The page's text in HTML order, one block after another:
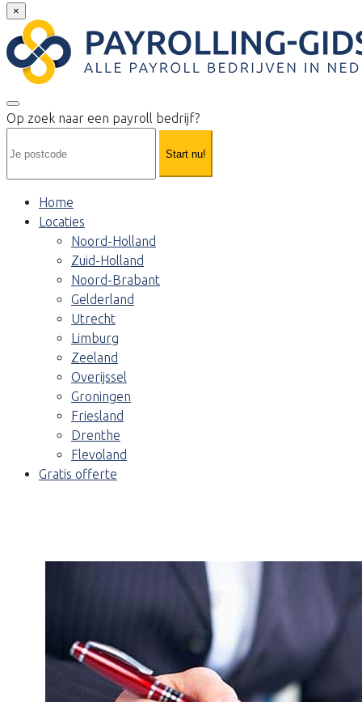
×
Op zoek naar een payroll bedrijf?
Start nu!
Home
Locaties
Noord-Holland
Zuid-Holland
Noord-Brabant
Gelderland
Utrecht
Limburg
Zeeland
Overijssel
Groningen
Friesland
Drenthe
Flevoland
Gratis offerte